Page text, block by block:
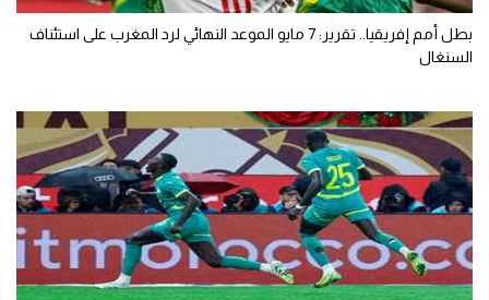
بطل أمم إفريقيا.. تقرير: 7 مايو الموعد النهائي لرد المغرب على استئناف
السنغال